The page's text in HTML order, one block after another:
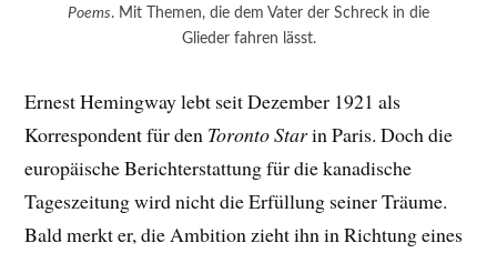
Poems. Mit Themen, die dem Vater der Schreck in die
Glieder fahren lässt.
Ernest Hemingway lebt seit Dezember 1921 als
Korrespondent für den Toronto Starin Paris. Doch die
europäische Berichterstattung für die kanadische
Tageszeitung wird nicht die Erfüllung seiner Träume.
Bald merkt er, die Ambition zieht ihn in Richtung eines